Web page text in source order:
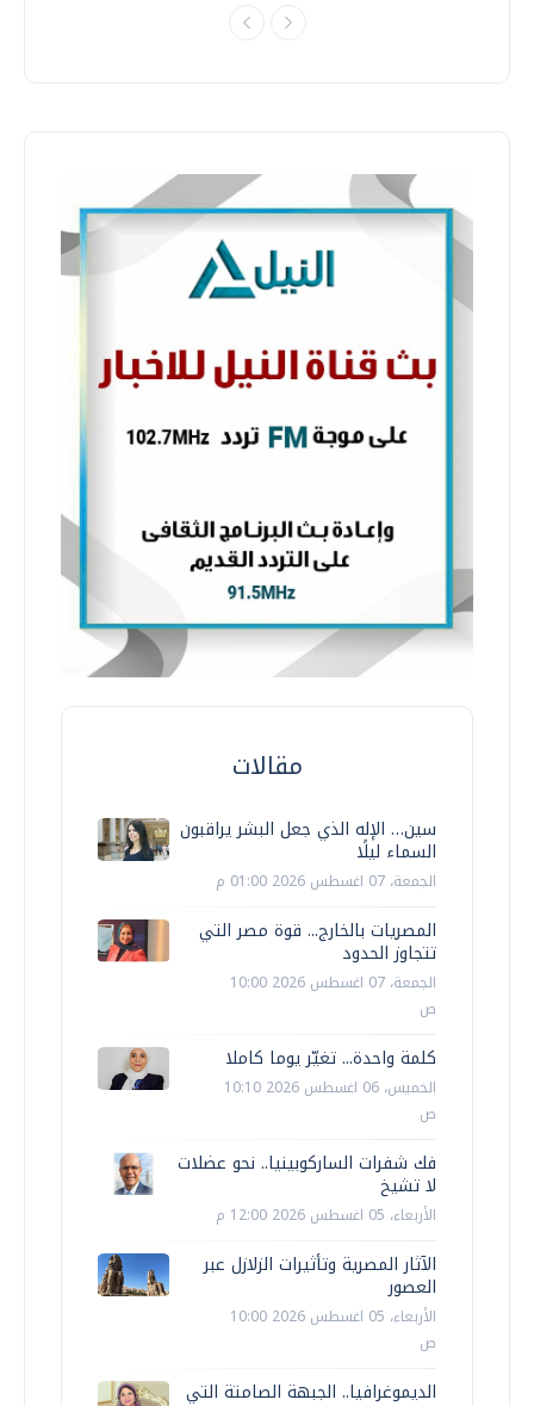
مقالات
سين… الإله الذي جعل البشر يراقبون
السماء ليلًا
الجمعة، 07 اغسطس 2026 01:00 م
المصريات بالخارج... قوة مصر التي
تتجاوز الحدود
الجمعة، 07 اغسطس 2026 10:00
ص
كلمة واحدة... تغيّر يوما كاملا
الخميس، 06 اغسطس 2026 10:10
ص
فك شفرات الساركوبينيا.. نحو عضلات
لا تشيخ
الأربعاء، 05 اغسطس 2026 12:00 م
الآثار المصرية وتأثيرات الزلازل عبر
العصور
الأربعاء، 05 اغسطس 2026 10:00
ص
الديموغرافيا.. الجبهة الصامتة التي